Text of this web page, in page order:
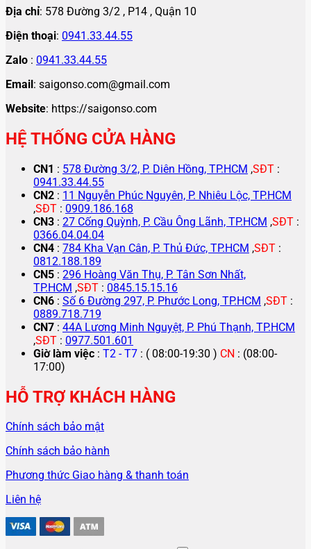
Địa chỉ: 578 Đường 3/2 , P14 , Quận 10
Điện thoại: 0941.33.44.55
Zalo : 0941.33.44.55
Email: saigonso.com@gmail.com
Website: https://saigonso.com
HỆ THỐNG CỬA HÀNG
CN1 : 578 Đường 3/2, P. Diên Hồng, TP.HCM ,SĐT :
0941.33.44.55
CN2 : 11 Nguyễn Phúc Nguyên, P. Nhiêu Lộc, TP.HCM
,SĐT : 0909.186.168
CN3 : 27 Cống Quỳnh, P. Cầu Ông Lãnh, TP.HCM ,SĐT :
0366.04.04.04
CN4 : 784 Kha Vạn Cân, P. Thủ Đức, TP.HCM ,SĐT :
0812.188.189
CN5 : 296 Hoàng Văn Thụ, P. Tân Sơn Nhất,
TP.HCM ,SĐT : 0845.15.15.16
CN6 : Số 6 Đường 297, P. Phước Long, TP.HCM ,SĐT :
0889.718.719
CN7 : 44A Lương Minh Nguyệt, P. Phú Thạnh, TP.HCM
,SĐT : 0977.501.601
Giờ làm việc : T2 - T7 : ( 08:00-19:30 ) CN : (08:00-
17:00)
HỖ TRỢ KHÁCH HÀNG
Chính sách bảo mật
Chính sách bảo hành
Phương thức Giao hàng & thanh toán
Liên hệ